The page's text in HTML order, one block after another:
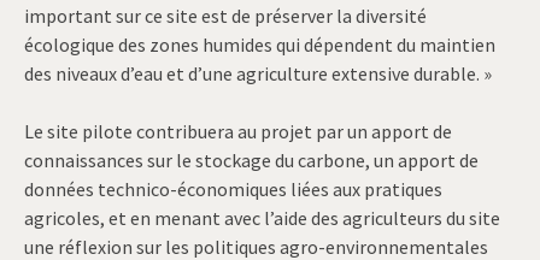
important sur ce site est de préserver la diversité
écologique des zones humides qui dépendent du maintien
des niveaux d’eau et d’une agriculture extensive durable. »
Le site pilote contribuera au projet par un apport de
connaissances sur le stockage du carbone, un apport de
données technico-économiques liées aux pratiques
agricoles, et en menant avec l’aide des agriculteurs du site
une réflexion sur les politiques agro-environnementales